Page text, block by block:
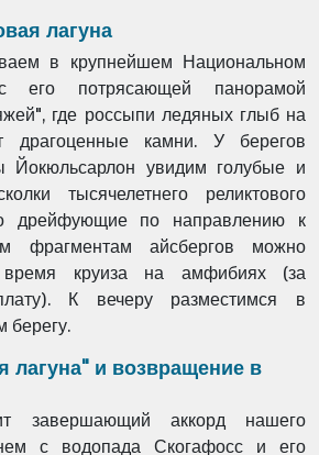
лагуна
в крупнейшем Национальном
его потрясающей панорамой
где россыпи ледяных глыб на
драгоценные камни. У берегов
Йокюльсарлон увидим голубые и
тысячелетнего реликтового
дрейфующие по направлению к
фрагментам айсбергов можно
время круиза на амфибиях (за
К вечеру разместимся в
берегу.
лагуна" и возвращение в
завершающий аккорд нашего
с водопада Скогафосс и его